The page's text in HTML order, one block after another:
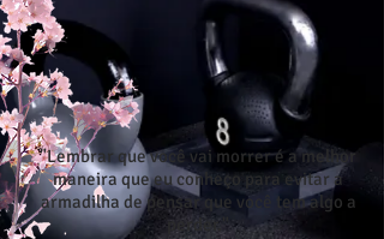
"Lembrar que você vai morrer é a melhor
maneira que eu conheço para evitar a
armadilha de pensar que você tem algo a
perder."